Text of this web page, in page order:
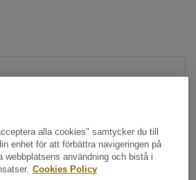
alla cookies" samtycker du till
enhet för att förbättra navigeringen på
webbplatsens användning och bistå i
Cookies Policy